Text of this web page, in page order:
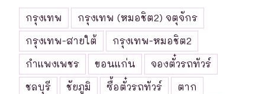
กรุงเทพ
กรุงเทพ (หมอชิต2) จตุจักร
กรุงเทพ-สายใต้
กรุงเทพ-หมอชิต2
กำแพงเพชร
ขอนแก่น
จองตั๋วรถทัวร์
ชลบุรี
ชัยภูมิ ซื้อตั๋วรถทัวร์
ตาก